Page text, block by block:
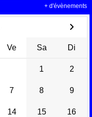
Ve Sa Di
1 2
7 8 9
14 15 16
+ d'évènements